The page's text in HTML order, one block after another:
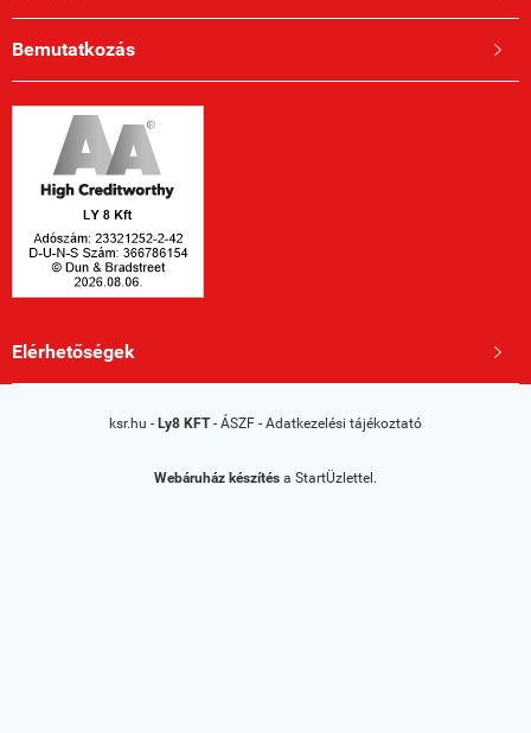
Bemutatkozás 
Elérhetőségek 
ksr.hu - Ly8 KFT- ÁSZF - Adatkezelési tájékoztató
Webáruház készítés a StartÜzlettel.